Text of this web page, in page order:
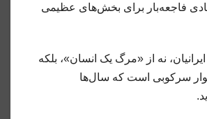
فاجعه‌بار برای بخش‌های عظیمی
نه از «مرگ یک انسان»، بلکه
سرکوبی است که سال‌ها